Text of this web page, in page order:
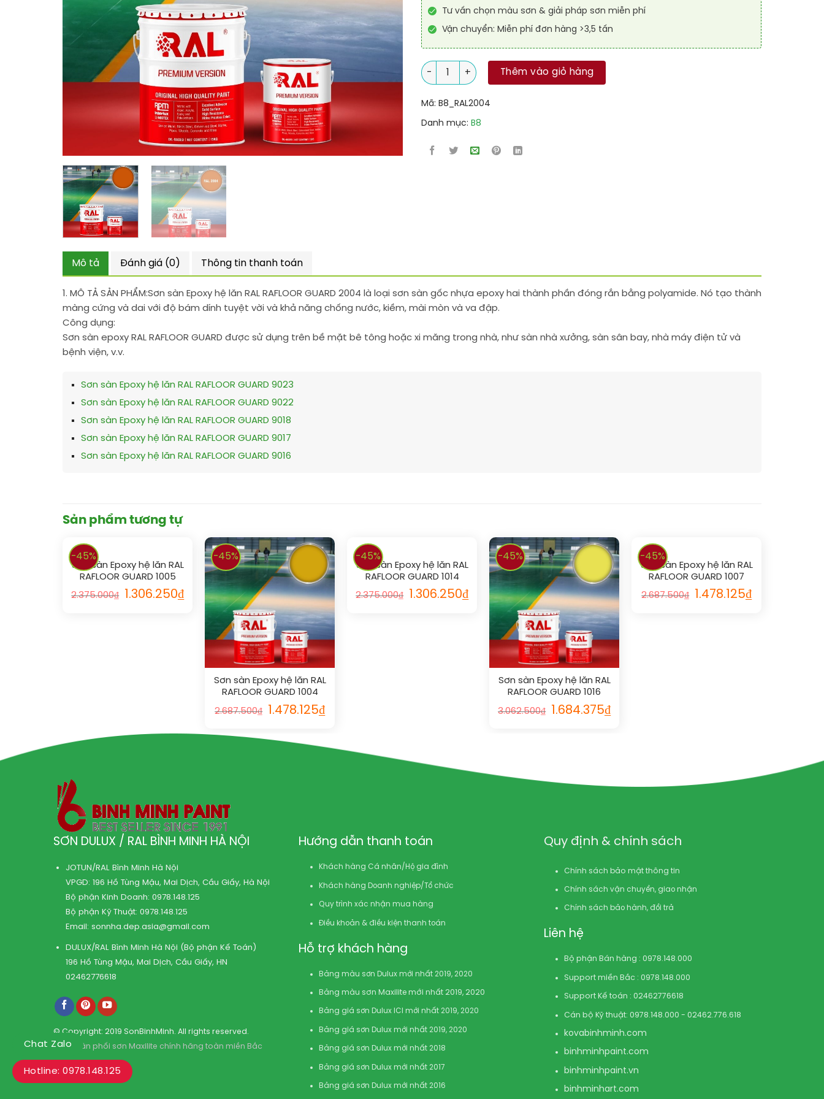
Tư vấn chọn màu sơn & giải pháp sơn miễn phí
Vận chuyển: Miễn phí đơn hàng >3,5 tấn
Sơn sàn Epoxy hệ lăn RAL RAFLOOR GUARD 2004 số lượng
Thêm vào giỏ hàng
Mã: B8_RAL2004
Danh mục: B8
Mô tả Đánh giá (0) Thông tin thanh toán
1. MÔ TẢ SẢN PHẨM:Sơn sàn Epoxy hệ lăn RAL RAFLOOR GUARD 2004 là loại sơn sàn gốc nhựa epoxy hai thành phần đóng rắn bằng polyamide. Nó tạo thành
màng cứng và dai với độ bám dính tuyệt vời và khả năng chống nước, kiềm, mài mòn và va đập.
Công dụng:
Sơn sàn epoxy RAL RAFLOOR GUARD được sử dụng trên bề mặt bê tông hoặc xi măng trong nhà, như sàn nhà xưởng, sàn sân bay, nhà máy điện tử và
bệnh viện, v.v.
Sơn sàn Epoxy hệ lăn RAL RAFLOOR GUARD 9023
Sơn sàn Epoxy hệ lăn RAL RAFLOOR GUARD 9022
Sơn sàn Epoxy hệ lăn RAL RAFLOOR GUARD 9018
Sơn sàn Epoxy hệ lăn RAL RAFLOOR GUARD 9017
Sơn sàn Epoxy hệ lăn RAL RAFLOOR GUARD 9016
Sản phẩm tương tự
-45%
Sơn sàn Epoxy hệ lăn RAL
RAFLOOR GUARD 1005
2.375.000₫ 1.306.250₫
-45%
Sơn sàn Epoxy hệ lăn RAL
RAFLOOR GUARD 1004
2.687.500₫ 1.478.125₫
-45%
Sơn sàn Epoxy hệ lăn RAL
RAFLOOR GUARD 1014
2.375.000₫ 1.306.250₫
-45%
Sơn sàn Epoxy hệ lăn RAL
RAFLOOR GUARD 1016
3.062.500₫ 1.684.375₫
-45%
Sơn sàn Epoxy hệ lăn RAL
RAFLOOR GUARD 1007
2.687.500₫ 1.478.125₫
SƠN DULUX / RAL BÌNH MINH HÀ NỘI
JOTUN/RAL Bình Minh Hà Nội
VPGD: 196 Hồ Tùng Mậu, Mai Dịch, Cầu Giấy, Hà Nội
Bộ phận Kinh Doanh:0978.148.125
Bộ phận Kỹ Thuật:0978.148.125
Email: sonnha.dep.asia@gmail.com
DULUX/RAL Bình Minh Hà Nội (Bộ phận Kế Toán)
196 Hồ Tùng Mậu, Mai Dịch, Cầu Giấy, HN
02462776618
© Copyright: 2019 SonBinhMinh. All rights reserved.
Kho phân phối sơn Maxilite chính hãng toàn miền Bắc
Hướng dẫn thanh toán
Khách hàng Cá nhân/Hộ gia đình
Khách hàng Doanh nghiệp/Tổ chức
Quy trình xác nhận mua hàng
Điều khoản & điều kiện thanh toán
Hỗ trợ khách hàng
Bảng màu sơn Dulux mới nhất 2019, 2020
Bảng màu sơn Maxilite mới nhất 2019, 2020
Bảng giá sơn Dulux ICI mới nhất 2019, 2020
Bảng giá sơn Dulux mới nhất 2019, 2020
Bảng giá sơn Dulux mới nhất 2018
Bảng giá sơn Dulux mới nhất 2017
Bảng giá sơn Dulux mới nhất 2016
Quy định & chính sách
Chính sách bảo mật thông tin
Chính sách vận chuyển, giao nhận
Chính sách bảo hành, đổi trả
Liên hệ
Bộ phận Bán hàng : 0978.148.000
Support miền Bắc : 0978.148.000
Support Kế toán : 02462776618
Cán bộ Kỹ thuật: 0978.148.000 - 02462.776.618
kovabinhminh.com
binhminhpaint.com
binhminhpaint.vn
binhminhart.com
Chat Zalo
Hotline: 0978.148.125